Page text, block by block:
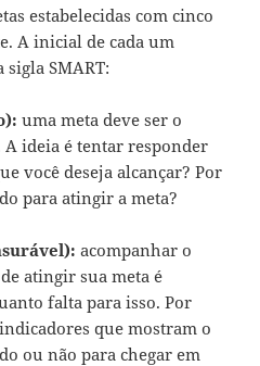
estabelecidas com cinco
A inicial de cada um
SMART:
uma meta deve ser o
ideia é tentar responder
você deseja alcançar? Por
para atingir a meta?
acompanhar o
atingir sua meta é
falta para isso. Por
que mostram o
ou não para chegar em